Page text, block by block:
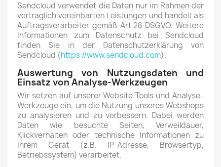
Sendcloud verwendet die Daten nur im Rahmen der
vertraglich vereinbarten Leistungen und handelt als
Auftragsverarbeiter gemäß Art.28 DSGVO. Weitere
Informationen zum Datenschutz bei Sendcloud
finden Sie in der Datenschutzerklärung von
Sendcloud (https://www.sendcloud.com).
Auswertung von Nutzungsdaten und
Einsatz von Analyse-Werkzeugen
Wir setzen auf unserer Website Tools und Analyse-
Werkzeuge ein, um die Nutzung unseres Webshops
zu analysieren und zu verbessern. Dabei werden
Daten wie besuchte Seiten, Verweildauer,
Klickverhalten oder technische Informationen zu
Ihrem Gerät (z.B. IP-Adresse, Browsertyp,
Betriebssystem) verarbeitet.